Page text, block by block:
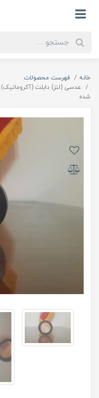
خانه
فهرست محصولات
شده